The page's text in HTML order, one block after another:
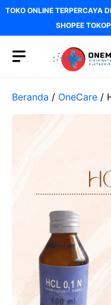
Langsung
isi
TOKO ONLINE TERPERCAYA
SHOPEE
Beranda / OneCare /